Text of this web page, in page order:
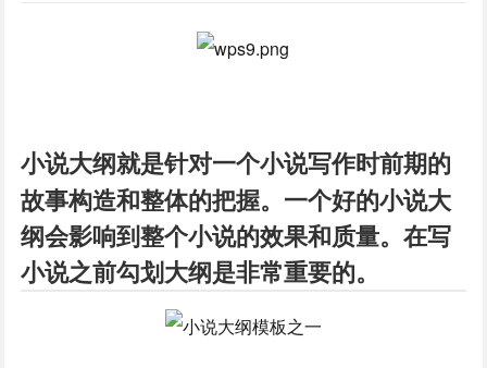
小说大纲就是针对一个小说写作时前期的
故事构造和整体的把握。一个好的小说大
纲会影响到整个小说的效果和质量。在写
小说之前勾划大纲是非常重要的。